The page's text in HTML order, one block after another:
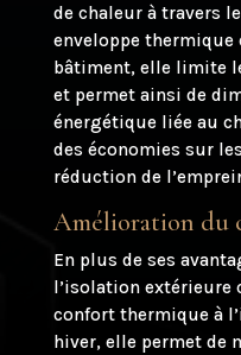
de chaleur à travers
enveloppe
bâtiment, elle limite
et permet ainsi de
énergétique liée au
des économies sur
réduction de
Amélioration du
En plus de ses
l’isolation extérieure
confort thermique à
hiver, elle permet de